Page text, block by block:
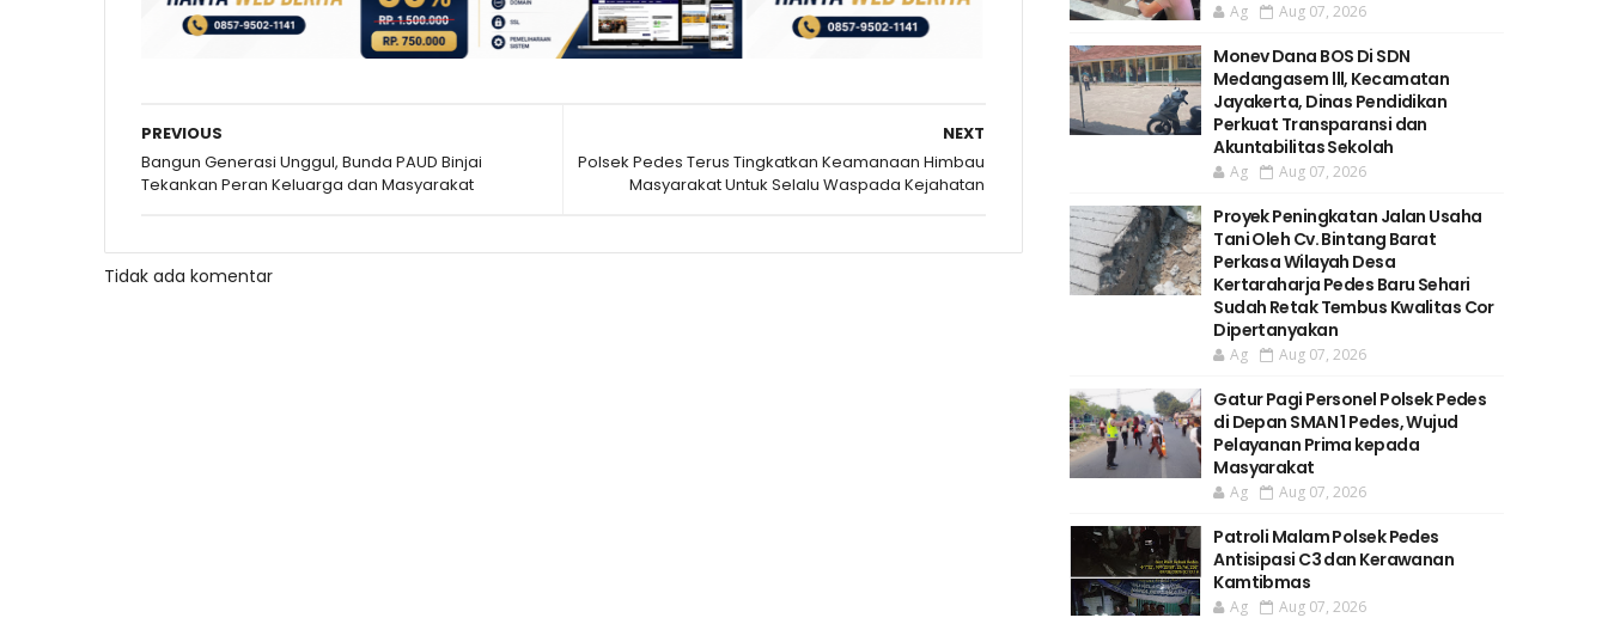
NEXT
Polsek Pedes Terus Tingkatkan Keamanaan Himbau
Masyarakat Untuk Selalu Waspada Kejahatan
PREVIOUS
Bangun Generasi Unggul, Bunda PAUD Binjai
Tekankan Peran Keluarga dan Masyarakat
Tidak ada komentar
Ag Aug 07, 2026
Monev Dana BOS Di SDN
Medangasem lll, Kecamatan
Jayakerta, Dinas Pendidikan
Perkuat Transparansi dan
Akuntabilitas Sekolah
Ag Aug 07, 2026
Proyek Peningkatan Jalan Usaha
Tani Oleh Cv. Bintang Barat
Perkasa Wilayah Desa
Kertaraharja Pedes Baru Sehari
Sudah Retak Tembus Kwalitas Cor
Dipertanyakan
Ag Aug 07, 2026
Gatur Pagi Personel Polsek Pedes
di Depan SMAN 1 Pedes, Wujud
Pelayanan Prima kepada
Masyarakat
Ag Aug 07, 2026
Patroli Malam Polsek Pedes
Antisipasi C3 dan Kerawanan
Kamtibmas
Ag Aug 07, 2026